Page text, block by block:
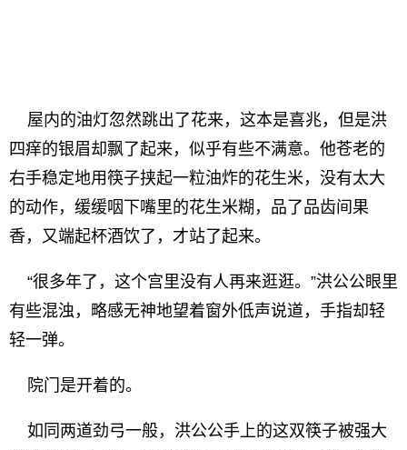
屋内的油灯忽然跳出了花来，这本是喜兆，但是洪
四痒的银眉却飘了起来，似乎有些不满意。他苍老的
右手稳定地用筷子挟起一粒油炸的花生米，没有太大
的动作，缓缓咽下嘴里的花生米糊，品了品齿间果
香，又端起杯酒饮了，才站了起来。
“很多年了，这个宫里没有人再来逛逛。”洪公公眼里
有些混浊，略感无神地望着窗外低声说道，手指却轻
轻一弹。
院门是开着的。
如同两道劲弓一般，洪公公手上的这双筷子被强大